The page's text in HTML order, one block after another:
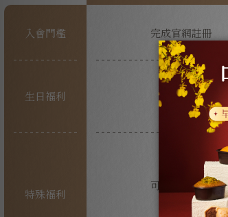
入會門檻 完成官網註冊
生日福利
贈$50元
生日禮金*
特殊福利
可參與不定期
會員活動